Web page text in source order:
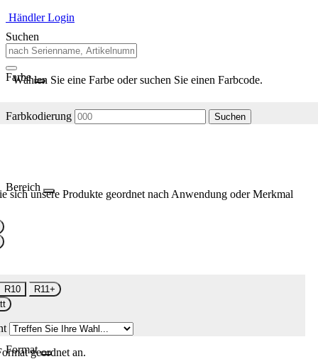
Händler Login
Suchen
Farbe
Wählen Sie eine Farbe oder suchen Sie einen Farbcode.
Farbkodierung Suchen
Bereich
sich unsere Produkte geordnet nach Anwendung oder Merkmal
R10
R11+
Formatgeordnet an.